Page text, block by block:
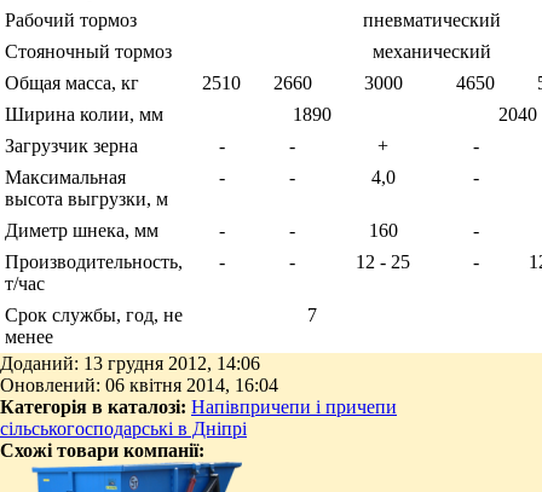
Рабочий тормоз
пневматический
Стояночный тормоз
механический
Общая масса, кг
2510 2660 3000 4650
Ширина колии, мм
1890
2040
Загрузчик зерна
- - +
-
Максимальная
высота выгрузки, м
- - 4,0 -
Диметр шнека, мм - - 160 -
Производительность,
т/час
- - 12 - 25 -
Срок службы, год, не
менее
7
Доданий: 13 грудня 2012, 14:06
Оновлений: 06 квітня 2014, 16:04
Категорія в каталозі: Напівпричепи і причепи
сільськогосподарські в Дніпрі
Схожі товари компанії: